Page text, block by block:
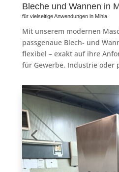
Bleche und Wannen in
für vielseitige Anwendungen in Mihla
Mit unserem modernen
passgenaue Blech- und
flexibel – exakt auf ihre
für Gewerbe, Industrie oder